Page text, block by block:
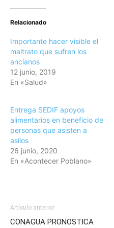
Relacionado
Importante hacer visible el
maltrato que sufren los
ancianos
12 junio, 2019
En «Salud»
Entrega SEDIF apoyos
alimentarios en beneficio de
personas que asisten a
asilos
26 junio, 2020
En «Acontecer Poblano»
Artículo anterior
CONAGUA PRONOSTICA